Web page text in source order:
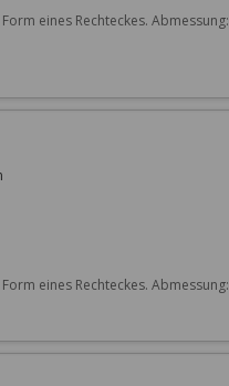
eines Rechteckes. Abmessung:
eines Rechteckes. Abmessung: